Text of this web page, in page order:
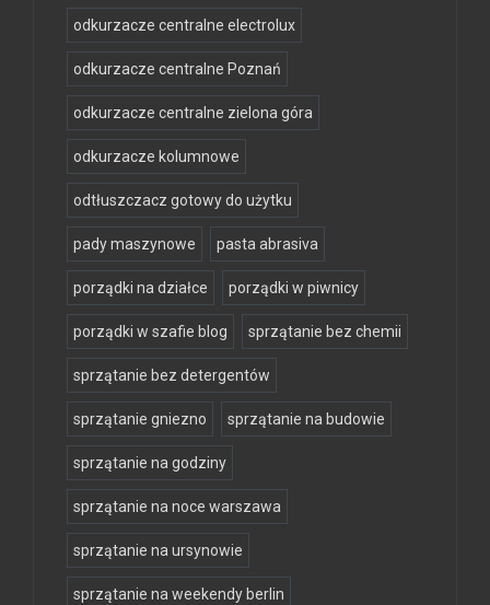
odkurzacze centralne electrolux
odkurzacze centralne Poznań
odkurzacze centralne zielona góra
odkurzacze kolumnowe
odtłuszczacz gotowy do użytku
pady maszynowe pasta abrasiva
porządki na działce porządki w piwnicy
porządki w szafie blog sprzątanie bez chemii
sprzątanie bez detergentów
sprzątanie gniezno sprzątanie na budowie
sprzątanie na godziny
sprzątanie na noce warszawa
sprzątanie na ursynowie
sprzątanie na weekendy berlin